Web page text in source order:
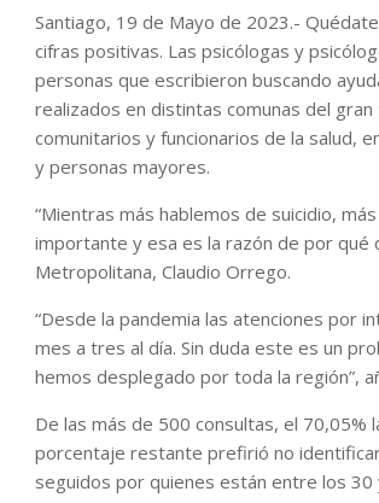
Santiago, 19 de Mayo de 2023.-
cifras positivas. Las psicólogas y
personas que escribieron buscando
realizados en distintas comunas del
comunitarios y funcionarios de la salud,
y personas mayores.
“Mientras más hablemos de suicidio,
importante y esa es la razón de por qué
Metropolitana, Claudio Orrego.
“Desde la pandemia las atenciones por
mes a tres al día. Sin duda este es un
hemos desplegado por toda la región”,
De las más de 500 consultas, el 70,05%
porcentaje restante prefirió no
seguidos por quienes están entre los 30